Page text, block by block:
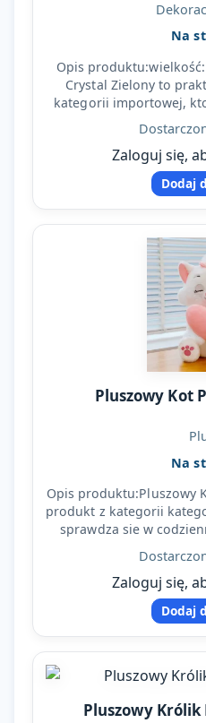
Na
Opis
Crystal Zielony to
kategorii importowej,
Zaloguj się,
Dodaj
Pluszowy Kot
Na
Opis produktu:Pluszowy
produkt z kategorii
sprawdza sie w
Zaloguj się,
Dodaj
Pluszowy